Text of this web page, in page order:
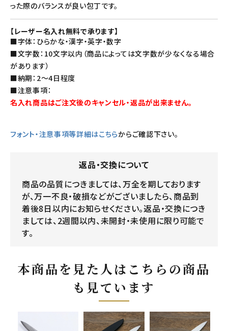
った際のバランスが良い包丁です。
【レーザー名入れ無料で承ります】
■字体：ひらかな・漢字・英字・数字
■文字数：10文字以内（商品によっては文字数が少なくなる場合
があります）
■納期：2～4日程度
■注意事項：
名入れ商品はご注文後のキャンセル・返品が出来ません。
フォント・注意事項等詳細はこちらからご確認下さい。
返品・交換について
商品の品質につきましては、万全を期しております
が、万一不良・破損などがございましたら、商品到
着後8日以内にお知らせください。返品・交換につき
ましては、2週間以内、未開封・未使用に限り可能で
す。
本商品を見た人はこちらの商品
も見ています